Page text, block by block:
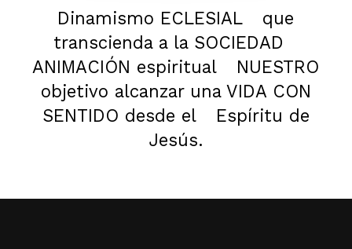
Dinamismo ECLESIAL
que
transcienda a la SOCIEDAD
ANIMACIÓN espiritual
NUESTRO
objetivo alcanzar una VIDA CON
SENTIDO desde el
Espíritu de
Jesús.